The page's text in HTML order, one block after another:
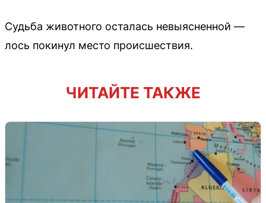
Судьба животного осталась невыясненной —
лось покинул место происшествия.
ЧИТАЙТЕ ТАКЖЕ